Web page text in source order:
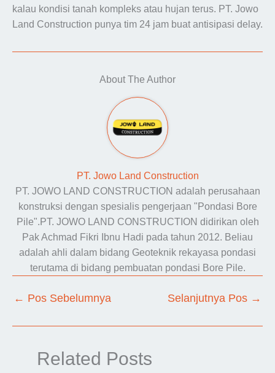
kalau kondisi tanah kompleks atau hujan terus. PT. Jowo
Land Construction punya tim 24 jam buat antisipasi delay.
About The Author
PT. Jowo Land Construction
PT. JOWO LAND CONSTRUCTION adalah perusahaan
konstruksi dengan spesialis pengerjaan "Pondasi Bore
Pile".PT. JOWO LAND CONSTRUCTION didirikan oleh
Pak Achmad Fikri Ibnu Hadi pada tahun 2012. Beliau
adalah ahli dalam bidang Geoteknik rekayasa pondasi
terutama di bidang pembuatan pondasi Bore Pile.
← Pos Sebelumnya Selanjutnya Pos →
Related Posts